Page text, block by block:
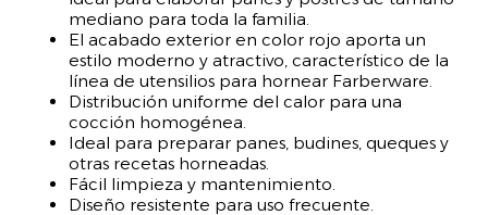
mediano para toda la familia.
El acabado exterior en color rojo aporta un
estilo moderno y atractivo, característico de la
línea de utensilios para hornear Farberware.
Distribución uniforme del calor para una
cocción homogénea.
Ideal para preparar panes, budines, queques y
otras recetas horneadas.
Fácil limpieza y mantenimiento.
Diseño resistente para uso frecuente.